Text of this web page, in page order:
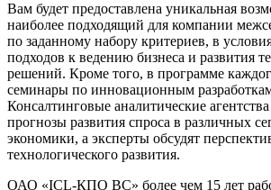
Вам будет предоставлена уникальная
наиболее подходящий для компании
по заданному набору критериев, в
подходов к ведению бизнеса и развития
решений. Кроме того, в программе
семинары по инновационным
Консалтинговые аналитические агентства
прогнозы развития спроса в различных
экономики, а эксперты обсудят
технологического развития.
ОАО «ICL-КПО ВС» более чем 15 лет